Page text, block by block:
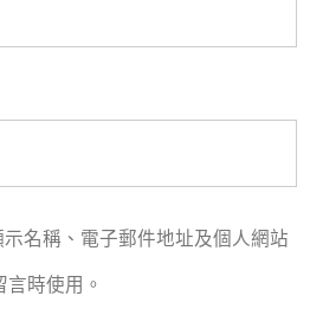
示名稱、電子郵件地址及個人網站
時使用。